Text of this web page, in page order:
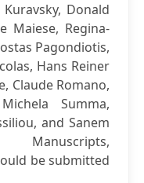
Donald
Maiese, Regina-
Pagondiotis,
Hans Reiner
Claude Romano,
Summa,
and Sanem
Manuscripts,
be submitted